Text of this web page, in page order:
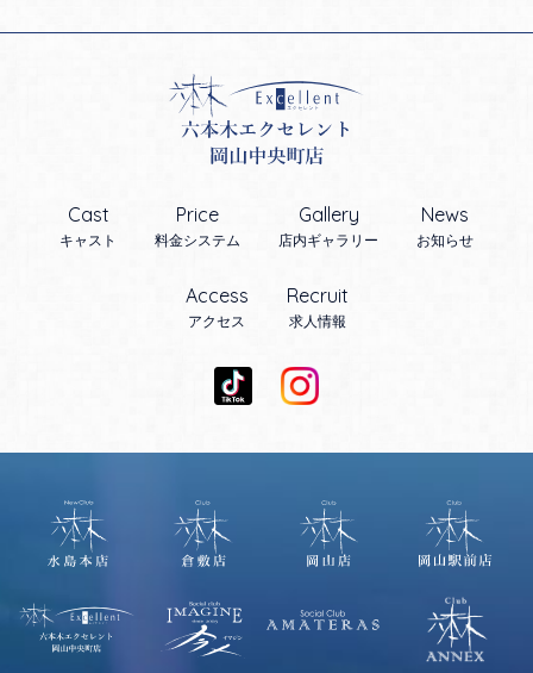
Cast
キャスト
Price
料金システム
Gallery
店内ギャラリー
News
お知らせ
Access
アクセス
Recruit
求人情報